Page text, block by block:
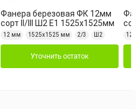
Фанера березовая ФК 12мм
сорт II/III Ш2 Е1 1525х1525мм
12 мм 1525х1525 мм 2/3 Ш2
Уточнить остаток
12